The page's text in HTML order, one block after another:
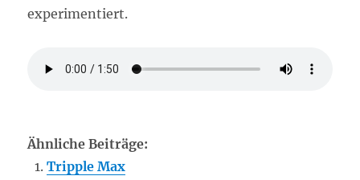
experimentiert.
Ähnliche Beiträge:
Tripple Max